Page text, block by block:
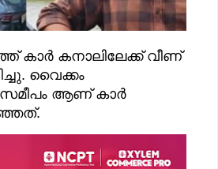
കാർ കനാലിലേക്ക് വീണ്
വൈക്കം
സമീപം ആണ് കാർ